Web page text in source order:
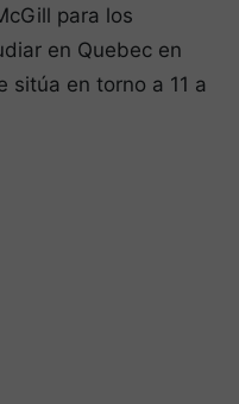
para los
en Quebec en
sitúa en torno a 11 a